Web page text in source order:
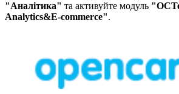
"Аналітика" та активуйте модуль
Analytics&E-commerce".